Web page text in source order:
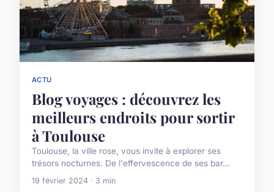
ACTU
Blog voyages : découvrez les
meilleurs endroits pour sortir
à Toulouse
Toulouse, la ville rose, vous invite à explorer ses
trésors nocturnes. De l'effervescence de ses bar...
19 février 2024 · 3 min